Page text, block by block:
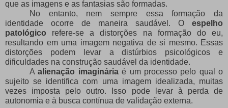
que as imagens e as fantasias são formadas.
No entanto, nem sempre essa formação da
identidade ocorre de maneira saudável. O espelho
patológico refere-se a distorções na formação do eu,
resultando em uma imagem negativa de si mesmo. Essas
distorções podem levar a distúrbios psicológicos e
dificuldades na construção saudável da identidade.
Aalienação imagináriaé um processo pelo qual o
sujeito se identifica com uma imagem idealizada, muitas
vezes imposta pelo outro. Isso pode levar à perda de
autonomia e à busca contínua de validação externa.